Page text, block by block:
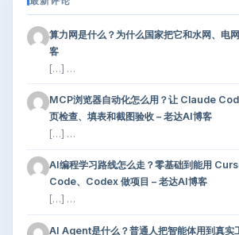
算力网是什么？为什么国家把它和水网、电
客
[…] …
MCP浏览器自动化怎么用？让 Claude
页检查、填表和截图验收 – 老达AI博客
[…] …
AI编程学习路线怎么走？零基础到能用
Code、Codex 做项目 – 老达AI博客
[…] …
AI Agent是什么？普通人把智能体用到真实